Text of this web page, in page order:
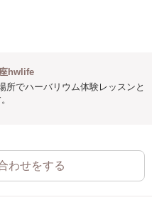
hwlife
所でハーバリウム体験レッスンと
わせをする